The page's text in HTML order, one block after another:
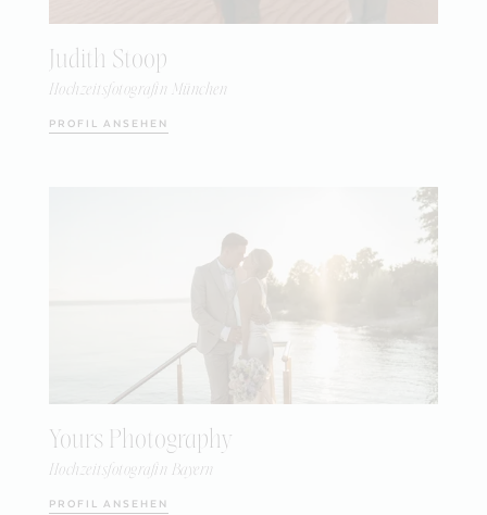
Judith Stoop
Hochzeitsfotografin München
PROFIL ANSEHEN
Yours Photography
Hochzeitsfotografin Bayern
PROFIL ANSEHEN